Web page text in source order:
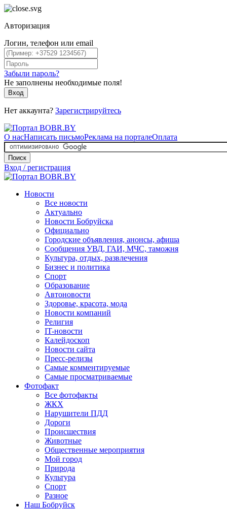
Авторизация
Логин, телефон или email
Забыли пароль?
Не заполнены необходимые поля!
Вход
Нет аккаунта? Зарегистрируйтесь
О насНаписать письмоРеклама на порталеОплата
Поиск
Вход / регистрация
Новости
Все новости
Актуально
Новости Бобруйска
Официально
Городские объявления, анонсы, афиша
Сообщения УВД, ГАИ, МЧС, таможня
Культура, отдых, развлечения
Бизнес и политика
Спорт
Образование
Автоновости
Здоровье, красота, мода
Новости компаний
Религия
IT-новости
Калейдоскоп
Новости сайта
Пресс-релизы
Самые комментируемые
Самые просматриваемые
Фотофакт
Все фотофакты
ЖКХ
Нарушители ПДД
Дороги
Происшествия
Животные
Общественные мероприятия
Мой город
Природа
Культура
Спорт
Разное
Наш Бобруйск